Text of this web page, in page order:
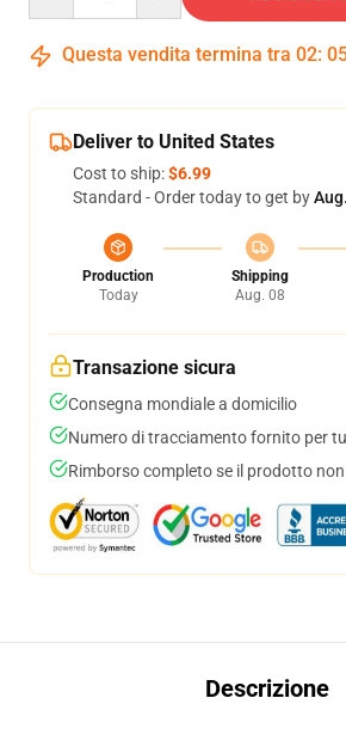
Questa vendita termina tra 02:
Deliver to United States
Cost to ship:$6.99
Standard - Order today to get by
Production
Today
Shipping
Aug. 08
Transazione sicura
Consegna mondiale a domicilio
Numero di tracciamento fornito per
Rimborso completo se il prodotto
Descrizione